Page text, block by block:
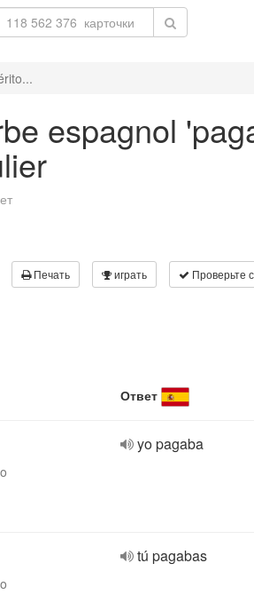
espagnol
Печать играть Проверьте
Ответ
yo pagaba
tú pagabas